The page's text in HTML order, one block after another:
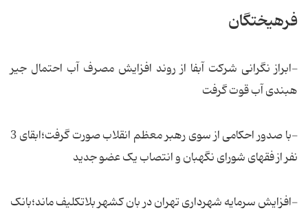
فرهیختگان
-ابراز نگرانی شرکت آبفا از روند افزایش مصرف آب احتمال جیر
هبندی آب قوت گرفت
-با صدور احکامی از سوی رهبر معظم انقلاب صورت گرفت؛ابقای 3
نفر از فقهای شورای نگهبان و انتصاب یک عضو جدید
-افزایش سرمایه شهرداری تهران در بان کشهر بلاتکلیف ماند؛بانک